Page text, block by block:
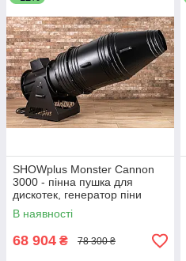
SHOWplus Monster Cannon
3000 - пінна пушка для
дискотек, генератор піни
стріляючий
В наявності
68 904 ₴ 78 300 ₴